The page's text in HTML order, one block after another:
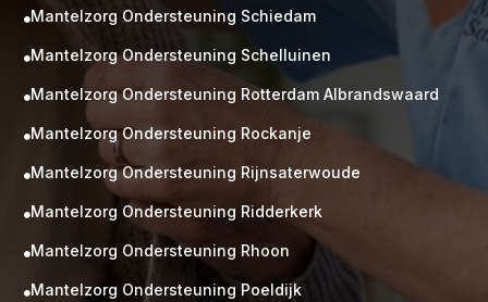
Mantelzorg Ondersteuning Schiedam
Mantelzorg Ondersteuning Schelluinen
Mantelzorg Ondersteuning Rotterdam Albrandswaard
Mantelzorg Ondersteuning Rockanje
Mantelzorg Ondersteuning Rijnsaterwoude
Mantelzorg Ondersteuning Ridderkerk
Mantelzorg Ondersteuning Rhoon
Mantelzorg Ondersteuning Poeldijk